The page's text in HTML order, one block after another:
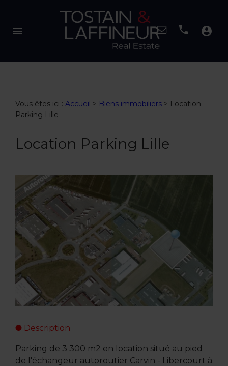
menu account_circle
Vous êtes ici : Accueil > Biens immobiliers > Location
Parking Lille
Location Parking Lille
Description
Parking de 3 300 m2 en location situé au pied
de l'échangeur autoroutier Carvin - Libercourt à